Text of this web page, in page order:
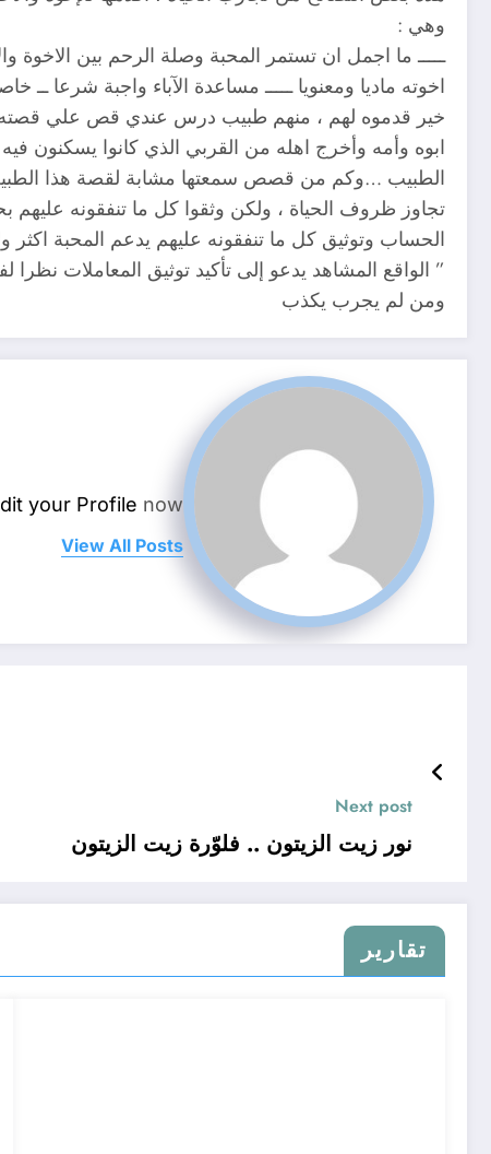
وهي :
ـــــ ما اجمل ان تستمر المحبة وصلة الرحم بين
اخوته ماديا ومعنويا ـــــ مساعدة الآباء واجبة شرعا
خير قدموه لهم ، منهم طبيب درس عندي قص علي قصته
ابوه وأمه وأخرج اهله من القربي الذي كانوا يسكنون
الطبيب …وكم من قصص سمعتها مشابة لقصة هذا
تجاوز ظروف الحياة ، ولكن وثقوا كل ما تنفقونه عليهم
الحساب وتوثيق كل ما تنفقونه عليهم يدعم المحبة
” الواقع المشاهد يدعو إلى تأكيد توثيق المعاملات نظرا
ومن لم يجرب يكذب
your Profile now.
View All Posts
Next post
نور زيت الزيتون .. فلوّرة زيت الزيتون
تقارير